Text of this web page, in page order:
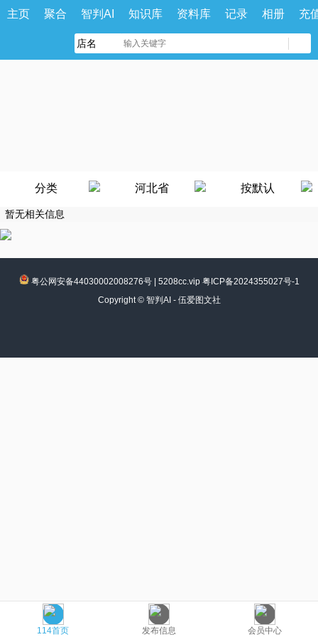
主页 聚合 智判AI 知识库 资料库 记录 相册 充
分类 河北省 按默认
暂无相关信息
114首页 发布信息 会员中心
粤公网安备44030002008276号| 5208cc.vip 粤ICP备2024355027号-1
Copyright © 智判AI - 伍爱图文社